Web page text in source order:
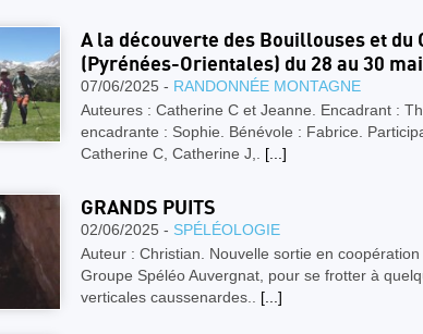
A la découverte des Bouillouses et du
(Pyrénées-Orientales) du 28 au 30 mai
07/06/2025 - RANDONNÉE MONTAGNE
Auteures : Catherine C et Jeanne. Encadrant :
encadrante : Sophie. Bénévole : Fabrice.
Catherine C, Catherine J,. [...]
GRANDS PUITS
02/06/2025 - SPÉLÉOLOGIE
Auteur : Christian. Nouvelle sortie en
Groupe Spéléo Auvergnat, pour se frotter à
verticales caussenardes.. [...]